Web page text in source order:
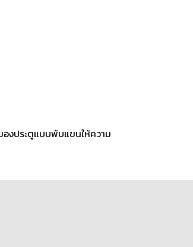
งประตูแบบพับแขนให้ความ